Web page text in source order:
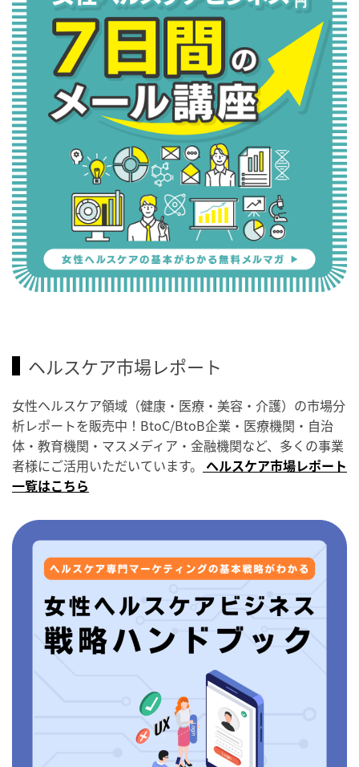
ヘルスケア市場レポート
女性ヘルスケア領域（健康・医療・美容・介護）の市場分
析レポートを販売中！BtoC/BtoB企業・医療機関・自治
体・教育機関・マスメディア・金融機関など、多くの事業
者様にご活用いただいています。 ヘルスケア市場レポート
一覧はこちら